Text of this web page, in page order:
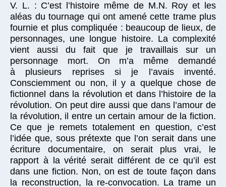
V. L. : C’est l’histoire même de M.N. Roy et les
aléas du tournage qui ont amené cette trame plus
fournie et plus compliquée : beaucoup de lieux, de
personnages, une longue histoire. La complexité
vient aussi du fait que je travaillais sur un
personnage mort. On m’a même demandé
à plusieurs reprises si je l’avais inventé.
Consciemment ou non, il y a quelque chose de
fictionnel dans la révolution et dans l’histoire de la
révolution. On peut dire aussi que dans l’amour de
la révolution, il entre un certain amour de la fiction.
Ce que je remets totalement en question, c’est
l’idée que, sous prétexte que l’on serait dans une
écriture documentaire, on serait plus vrai, le
rapport à la vérité serait différent de ce qu’il est
dans une fiction. Non, on est de toute façon dans
la reconstruction, la re-convocation. La trame un